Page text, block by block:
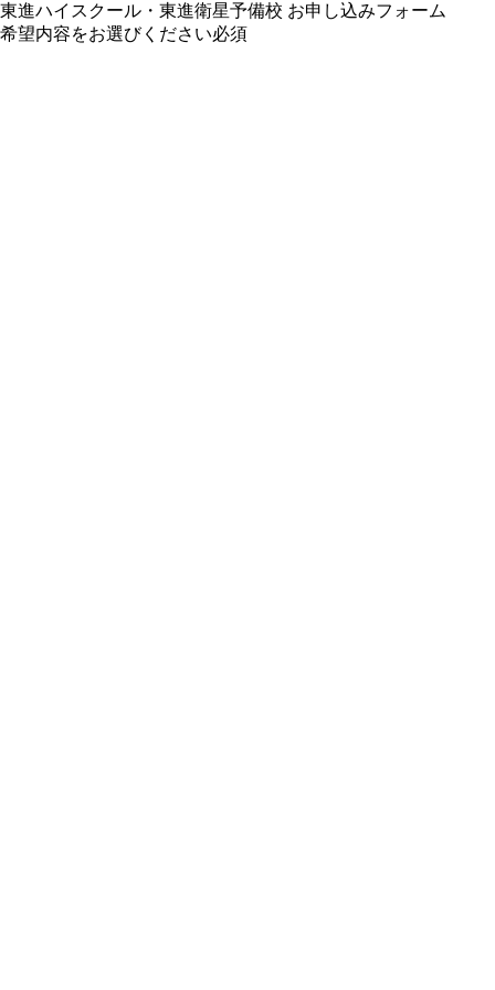
東進ハイスクール・東進衛星予備校 お申し込みフォーム
希望内容をお選びください必須